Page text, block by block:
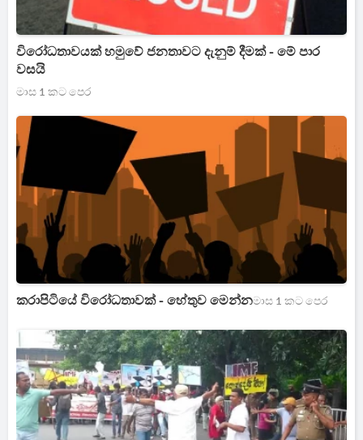
විරෝධතාවයක් හමුවේ ජනතාවට දැනුම් දීමක් - මේ පාර
වසයි
මාස 1 කට පෙර
කරාපිටියේ විරෝධතාවක් - හේතුව මෙන්නමාස 1 කට පෙර